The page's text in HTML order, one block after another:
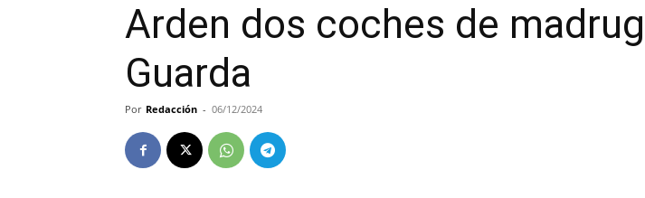
Arden dos coches de
Guarda
Por Redacción - 06/12/2024